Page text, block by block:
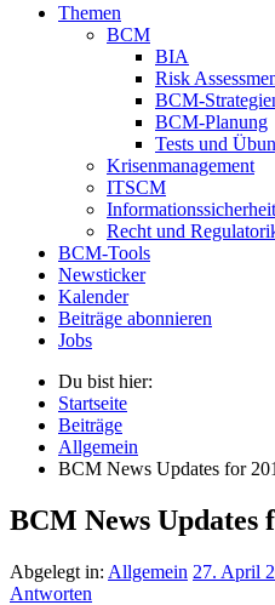
Themen
BCM
BIA
Risk
BCM-
BCM-Planung
Tests und
Krisenmanagement
ITSCM
Informationssicherheit
Recht und
BCM-Tools
Newsticker
Kalender
Beiträge abonnieren
Jobs
Du bist hier:
Startseite
Beiträge
Allgemein
BCM News Updates for
BCM News Updates
Abgelegt in: Allgemein 27. April
Antworten